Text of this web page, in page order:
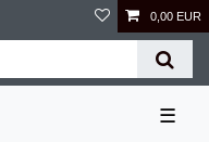
0,00 EUR
☰